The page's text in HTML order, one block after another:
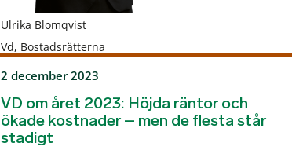
Ulrika Blomqvist
Vd, Bostadsrätterna
2 december 2023
VD om året 2023: Höjda räntor och
ökade kostnader – men de flesta står
stadigt